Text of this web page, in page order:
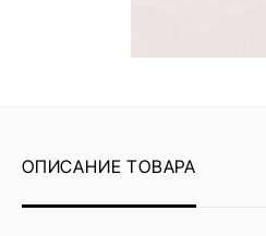
ОПИСАНИЕ ТОВАРА